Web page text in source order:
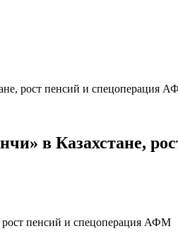
рост пенсий и спецоперация
в Казахстане,